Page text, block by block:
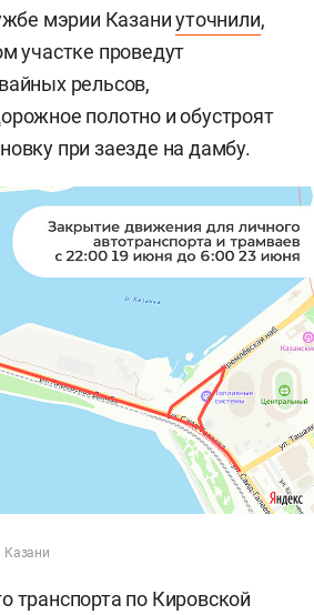
мэрии Казаниуточнили,
участке проведут
рельсов,
полотно и обустроят
при заезде на дамбу.
Казани
транспорта по Кировской